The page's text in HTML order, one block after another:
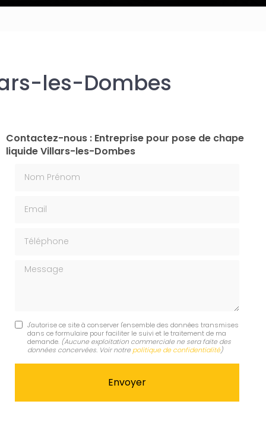
les-Dombes
Contactez-nous : Entreprise pour pose de chape
liquide Villars-les-Dombes
Message
J'autorise ce site à conserver l'ensemble des données transmises
dans ce formulaire pour faciliter le suivi et le traitement de ma
demande. (Aucune exploitation commerciale ne sera faite des
données concervées. Voir notre politique de confidentialité)